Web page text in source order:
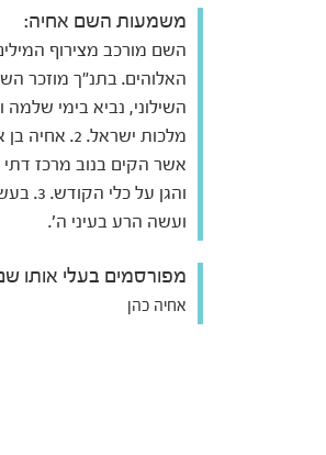
משמעות השם אחיה:
השם מורכב מצירוף
השילוני, נביא בימי
מלכות ישראל.
אשר הקים בנוב מרכז
והגן
ועשה הרע בעיני ה'.
מפורסמים בעלי אותו
אחיה כהן